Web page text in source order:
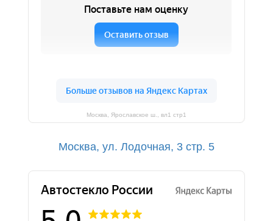
Москва, Ярославское ш., вл1 стр1
Москва, ул. Лодочная, 3 cтр. 5